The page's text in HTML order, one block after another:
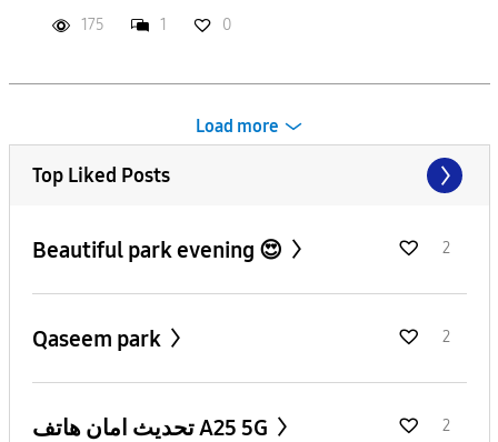
175 1 0
Load more
Top Liked Posts
Beautiful park evening 😍 2
Qaseem park 2
تحديث امان هاتف A25 5G 2